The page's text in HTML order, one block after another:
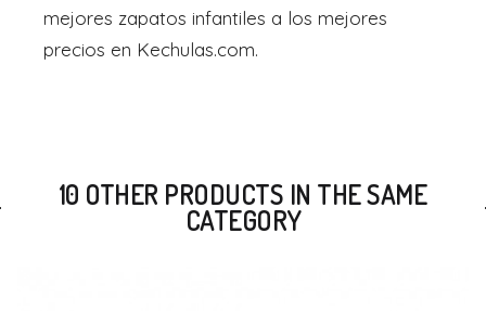
mejores zapatos infantiles a los mejores
precios en Kechulas.com.
10 OTHER PRODUCTS IN THE SAME
CATEGORY